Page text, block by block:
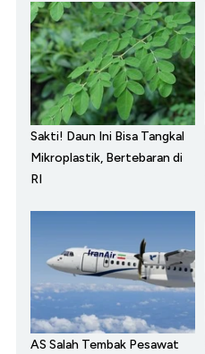
Sakti! Daun Ini Bisa Tangkal
Mikroplastik, Bertebaran di
RI
AS Salah Tembak Pesawat